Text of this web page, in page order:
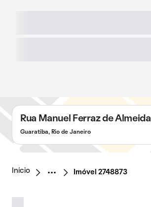
Rua Manuel Ferraz de Almeida
Guaratiba, Rio de Janeiro
Início Imóvel 2748873